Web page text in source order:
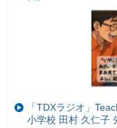
「TDXラジオ」
小学校 田村 久仁子